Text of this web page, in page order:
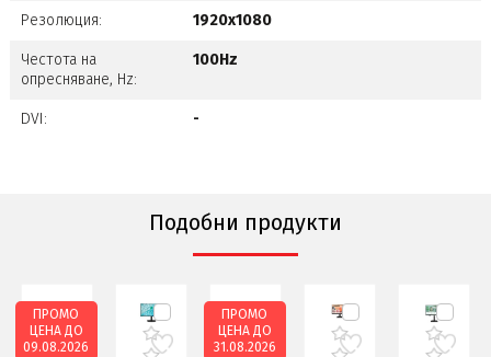
Резолюция: 1920x1080
Честота на
опресняване, Hz:
100Hz
DVI: -
Подобни продукти
ПРОМО
ЦЕНА ДО
31.08.2026
ПРОМО
ЦЕНА ДО
31.08.2026